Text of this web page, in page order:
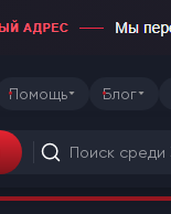
Помощь Блог